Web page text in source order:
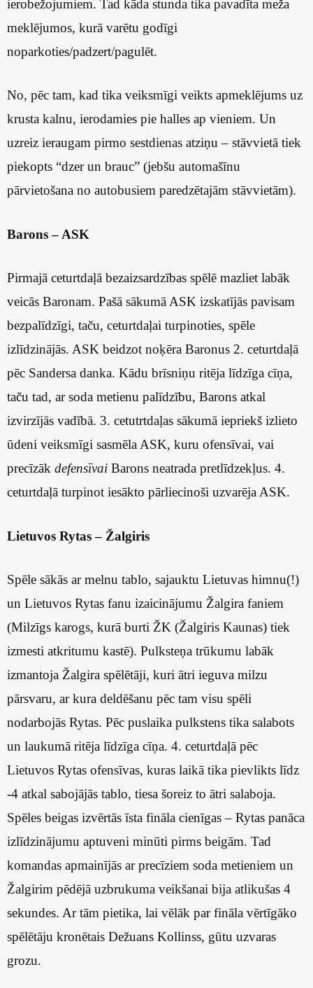
ierobežojumiem. Tad kāda stunda tika pavadīta meža
meklējumos, kurā varētu godīgi
noparkoties/padzert/pagulēt.
No, pēc tam, kad tika veiksmīgi veikts apmeklējums uz
krusta kalnu, ierodamies pie halles ap vieniem. Un
uzreiz ieraugam pirmo sestdienas atziņu – stāvvietā tiek
piekopts “dzer un brauc” (jebšu automašīnu
pārvietošana no autobusiem paredzētajām stāvvietām).
Barons – ASK
Pirmajā ceturtdaļā bezaizsardzības spēlē mazliet labāk
veicās Baronam. Pašā sākumā ASK izskatījās pavisam
bezpalīdzīgi, taču, ceturtdaļai turpinoties, spēle
izlīdzinājās. ASK beidzot noķēra Baronus 2. ceturtdaļā
pēc Sandersa danka. Kādu brīsniņu ritēja līdzīga cīņa,
taču tad, ar soda metienu palīdzību, Barons atkal
izvirzījās vadībā. 3. cetutrtdaļas sākumā iepriekš izlieto
ūdeni veiksmīgi sasmēla ASK, kuru ofensīvai, vai
precīzāk defensīvai Barons neatrada pretlīdzekļus. 4.
ceturtdaļā turpinot iesākto pārliecinoši uzvarēja ASK.
Lietuvos Rytas – Žalgiris
Spēle sākās ar melnu tablo, sajauktu Lietuvas himnu(!)
un Lietuvos Rytas fanu izaicinājumu Žalgira faniem
(Milzīgs karogs, kurā burti ŽK (Žalgiris Kaunas) tiek
izmesti atkritumu kastē). Pulksteņa trūkumu labāk
izmantoja Žalgira spēlētāji, kuri ātri ieguva milzu
pārsvaru, ar kura deldēšanu pēc tam visu spēli
nodarbojās Rytas. Pēc puslaika pulkstens tika salabots
un laukumā ritēja līdzīga cīņa. 4. ceturtdaļā pēc
Lietuvos Rytas ofensīvas, kuras laikā tika pievlikts līdz
-4 atkal sabojājās tablo, tiesa šoreiz to ātri salaboja.
Spēles beigas izvērtās īsta fināla cienīgas – Rytas panāca
izlīdzinājumu aptuveni minūti pirms beigām. Tad
komandas apmainījās ar precīziem soda metieniem un
Žalgirim pēdējā uzbrukuma veikšanai bija atlikušas 4
sekundes. Ar tām pietika, lai vēlāk par fināla vērtīgāko
spēlētāju kronētais Dežuans Kollinss, gūtu uzvaras
grozu.